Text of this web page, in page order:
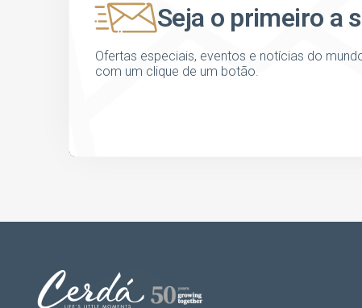
Seja o primeiro a
Ofertas especiais, eventos e notícias do
com um clique de um botão.